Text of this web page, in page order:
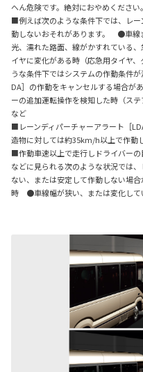
へん危険です。絶対におやめください。
■例えば次のような条件下では、レ
動しないおそれがあります。 ●車線
光、濡れた路面、線がかすれている
イヤに変化がある時（応急用タイヤ
うな条件下ではシステムの作動条件
DA］の作動をキャンセルする場合
ーの追加運転操作を検知した時（ス
など
■レーンディパーチャーアラート［
造物に対しては約35km/h以上で作動し
■作動車速以上で走行しドライバー
などに見られる次のような状況では
ない、または安定して作動しない場
時 ●車線幅が狭い、または変化し